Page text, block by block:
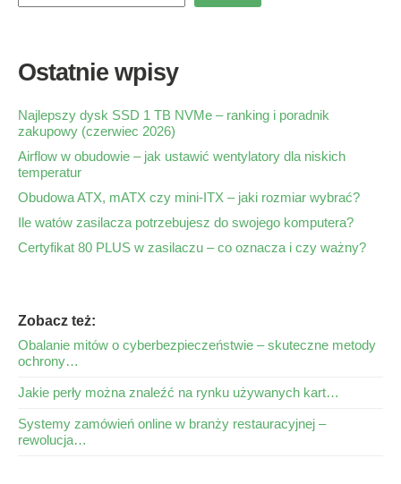
Ostatnie wpisy
Najlepszy dysk SSD 1 TB NVMe – ranking i poradnik
zakupowy (czerwiec 2026)
Airflow w obudowie – jak ustawić wentylatory dla niskich
temperatur
Obudowa ATX, mATX czy mini-ITX – jaki rozmiar wybrać?
Ile watów zasilacza potrzebujesz do swojego komputera?
Certyfikat 80 PLUS w zasilaczu – co oznacza i czy ważny?
Zobacz też:
Obalanie mitów o cyberbezpieczeństwie – skuteczne metody
ochrony…
Jakie perły można znaleźć na rynku używanych kart…
Systemy zamówień online w branży restauracyjnej –
rewolucja…